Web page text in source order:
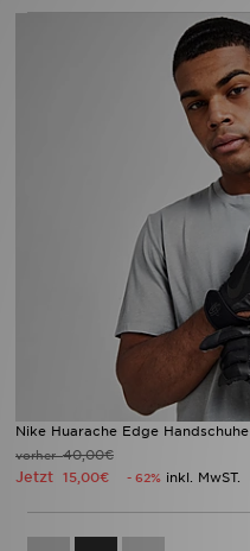
Nike Huarache Edge Handschuhe
vorher40,00€
Jetzt 15,00€ - 62% inkl. MwST.